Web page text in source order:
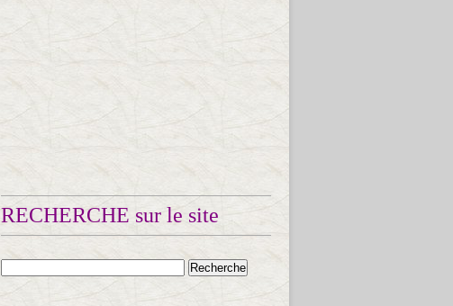
RECHERCHE sur le site